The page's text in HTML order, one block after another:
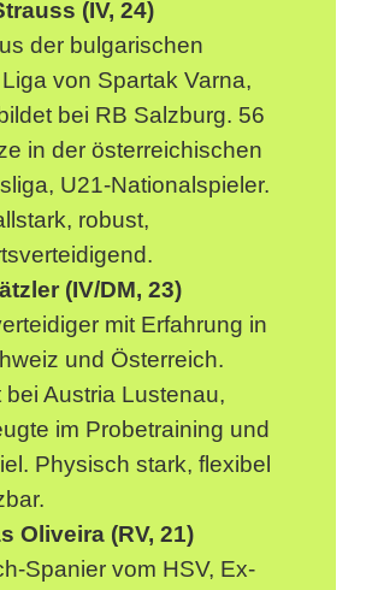
(IV, 24)
der bulgarischen
von Spartak Varna,
bei RB Salzburg. 56
in der österreichischen
U21-Nationalspieler.
robust,
(IV/DM, 23)
mit Erfahrung in
und Österreich.
bei Austria Lustenau,
im Probetraining und
Physisch stark, flexibel
Oliveira (RV, 21)
Spanier vom HSV, Ex-